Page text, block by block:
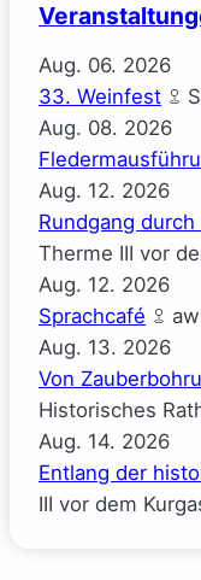
Aug. 06. 2026
33. Weinfest
Aug. 08. 2026
Aug. 12. 2026
Rundgang
Therme III vor
Aug. 12. 2026
Sprachcafé
Aug. 13. 2026
Von
Historisches
Aug. 14. 2026
Entlang der
III vor dem